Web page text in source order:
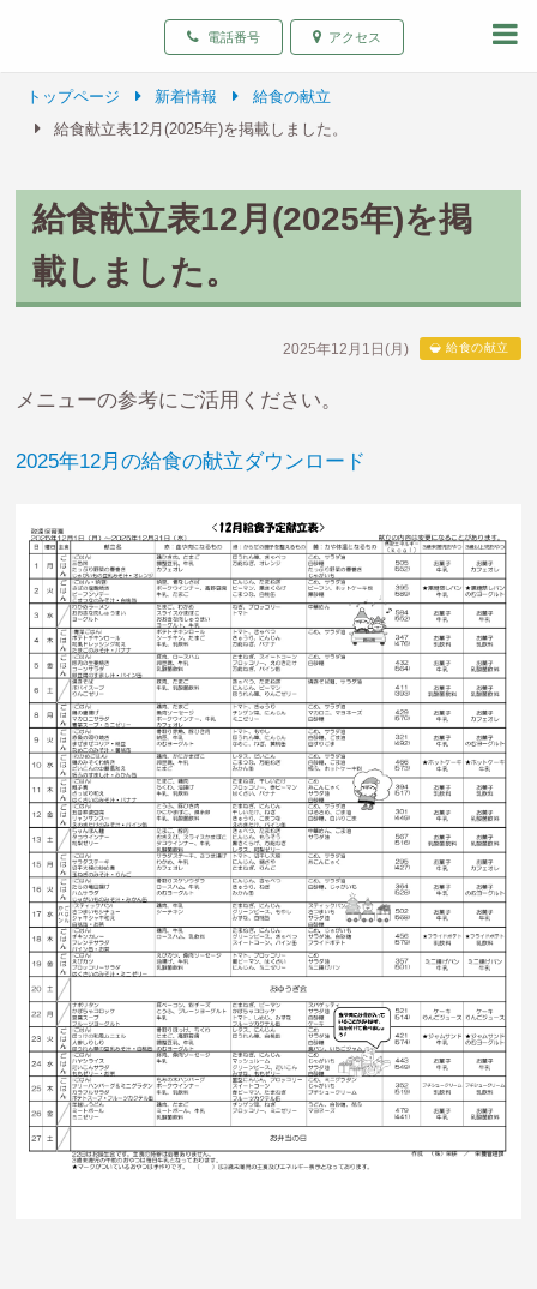
致遠保育園 青森県弘
電話番号 アクセス
トップページ 新着情報
給食の献立
給食献立表12月(2025年)を掲載しました。
給食献立表12月(2025年)を掲
載しました。
2025年12月1日(月) 給食の献立
メニューの参考にご活用ください。
2025年12月の給食の献立ダウンロード